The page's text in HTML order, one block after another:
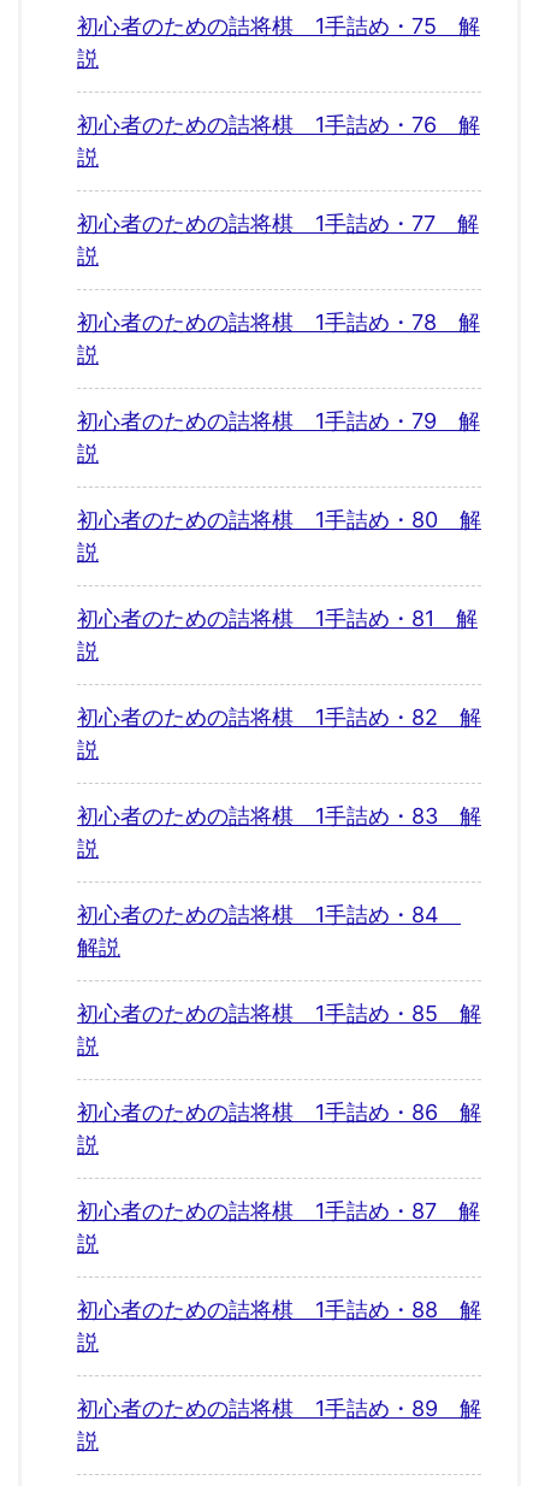
初心者のための詰将棋 1手詰め・75 解
説
初心者のための詰将棋 1手詰め・76 解
説
初心者のための詰将棋 1手詰め・77 解
説
初心者のための詰将棋 1手詰め・78 解
説
初心者のための詰将棋 1手詰め・79 解
説
初心者のための詰将棋 1手詰め・80 解
説
初心者のための詰将棋 1手詰め・81 解
説
初心者のための詰将棋 1手詰め・82 解
説
初心者のための詰将棋 1手詰め・83 解
説
初心者のための詰将棋 1手詰め・84
解説
初心者のための詰将棋 1手詰め・85 解
説
初心者のための詰将棋 1手詰め・86 解
説
初心者のための詰将棋 1手詰め・87 解
説
初心者のための詰将棋 1手詰め・88 解
説
初心者のための詰将棋 1手詰め・89 解
説